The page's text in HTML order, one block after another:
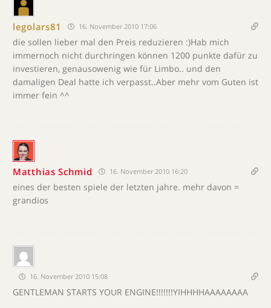
legolars81 16. November 2010 17:06
die sollen lieber mal den Preis reduzieren :)Hab mich
immernoch nicht durchringen können 1200 punkte dafür zu
investieren, genausowenig wie für Limbo.. und den
damaligen Deal hatte ich verpasst..Aber mehr vom Guten ist
immer fein ^^
Matthias Schmid 16. November 2010 16:20
eines der besten spiele der letzten jahre. mehr davon =
grandios
16. November 2010 15:08
GENTLEMAN STARTS YOUR ENGINE!!!!!!!YIHHHHAAAAAAAA